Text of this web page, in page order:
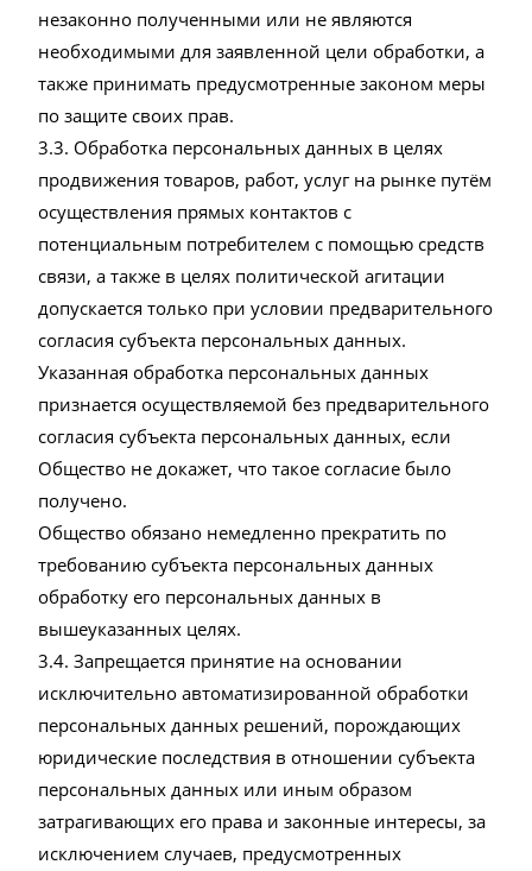
незаконно полученными или не являются
необходимыми для заявленной цели обработки, а
также принимать предусмотренные законом меры
по защите своих прав.
3.3. Обработка персональных данных в целях
продвижения товаров, работ, услуг на рынке путём
осуществления прямых контактов с
потенциальным потребителем с помощью средств
связи, а также в целях политической агитации
допускается только при условии предварительного
согласия субъекта персональных данных.
Указанная обработка персональных данных
признается осуществляемой без предварительного
согласия субъекта персональных данных, если
Общество не докажет, что такое согласие было
получено.
Общество обязано немедленно прекратить по
требованию субъекта персональных данных
обработку его персональных данных в
вышеуказанных целях.
3.4. Запрещается принятие на основании
исключительно автоматизированной обработки
персональных данных решений, порождающих
юридические последствия в отношении субъекта
персональных данных или иным образом
затрагивающих его права и законные интересы, за
исключением случаев, предусмотренных